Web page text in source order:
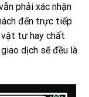
phải xác nhận
đến trực tiếp
vật tư hay chất
dịch sẽ đều là